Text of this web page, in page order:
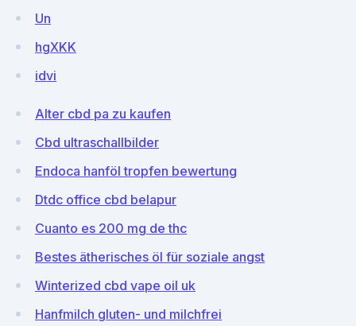
Un
hgXKK
idvi
Alter cbd pa zu kaufen
Cbd ultraschallbilder
Endoca hanföl tropfen bewertung
Dtdc office cbd belapur
Cuanto es 200 mg de thc
Bestes ätherisches öl für soziale angst
Winterized cbd vape oil uk
Hanfmilch gluten- und milchfrei